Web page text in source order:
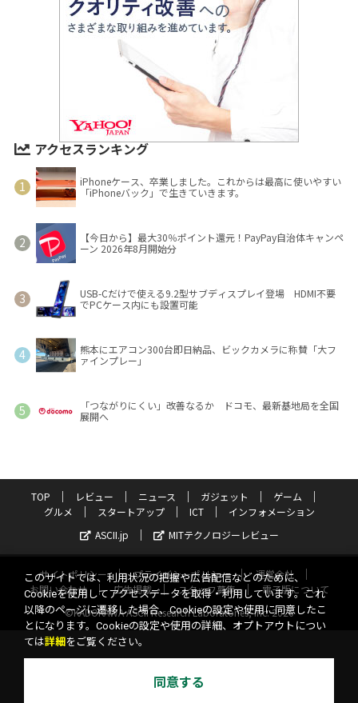
アクセスランキング
iPhoneケース、卒業しました。これからは最高に使いやすい
「iPhoneバック」で生きていきます。
【今日から】最大30％ポイント還元！PayPay自治体キャンペ
ーン 2026年8月開始分
USB-Cだけで使える9.2型サブディスプレイ登場 HDMI不要
でPCケース内にも設置可能
熊本にエアコン300台即日納品、ビックカメラに称賛「大フ
ァインプレー」
「つながりにくい」改善なるか ドコモ、最新基地局を全国
展開へ
TOP レビュー ニュース ガジェット
ゲーム
グルメ
スタートアップ ICT
インフォメーション
ASCII.jp
MITテクノロジーレビュー
サイトポリシー プライバシーポリシー
運営会社
お問い合わせ
広告掲載 スタッフ募集
電子版について
©KADOKAWA ASCII Research Laboratories, Inc. 2026
このサイトでは、利用状況の把握や広告配信などのために、
Cookieを使用してアクセスデータを取得・利用しています。これ
以降のページに遷移した場合、Cookieの設定や使用に同意したこ
とになります。Cookieの設定や使用の詳細、オプトアウトについ
ては詳細 をご覧ください。
同意する